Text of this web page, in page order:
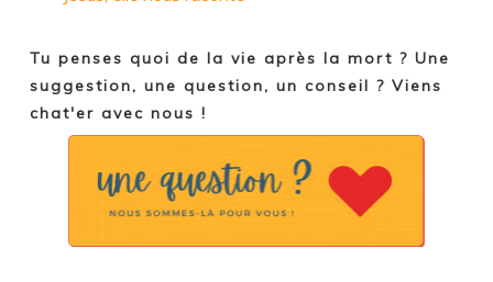
Tu penses quoi de la vie après la mort ? Une
suggestion, une question, un conseil ? Viens
chat'er avec nous !